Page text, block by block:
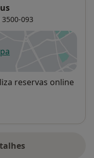
3500-093
novo separador
reservas online
endereço